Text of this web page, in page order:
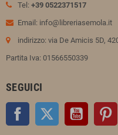
Tel: +39 0522371517
Email: info@libreriasemola.it
indirizzo: via De Amicis 5D,
Partita Iva: 01566550339
SEGUICI
Facebook Twitter YouTube